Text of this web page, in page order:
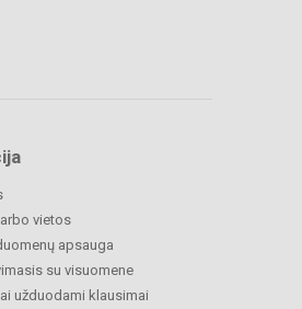
vietos
apsauga
su visuomene
užduodami klausimai